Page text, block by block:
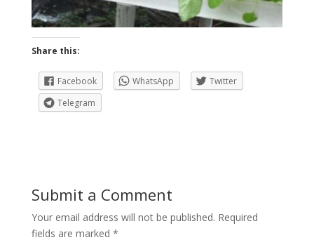
Share this:
Facebook WhatsApp
Twitter
Telegram
Submit a Comment
Your email address will not be published. Required
fields are marked *